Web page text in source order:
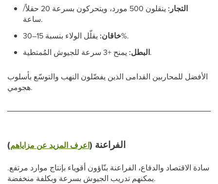
التجار:
ينقلون 500 مورد، ويتحركون بسرعة 20 حقلاً/
ساعة.
خاقان:يقلّل الولاء بنسبة 15–30%.
البطل:يمنح +3 سرعة للجيوش المُمتطية.
الأفضل للمحاربين القدامى الذين يفضّلون النهب والتوسّع بأسلوب
هجومي.
الفراعنة (اعرف المزيد عن مزاياهم)
سادة الاقتصاد والدفاع، الفراعنة بنّاؤون أقوياء بإنتاج موارد مرتفع.
يمكنهم تدريب الجيوش بسرعة وبكلفة منخفضة.